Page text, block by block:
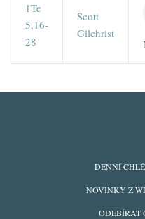
1Te
5,16-
28
Scott
Gilchrist
DENNÍ
NOVINKY Z
ODEBÍRAT